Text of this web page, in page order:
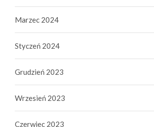
Marzec 2024
Styczeń 2024
Grudzień 2023
Wrzesień 2023
Czerwiec 2023